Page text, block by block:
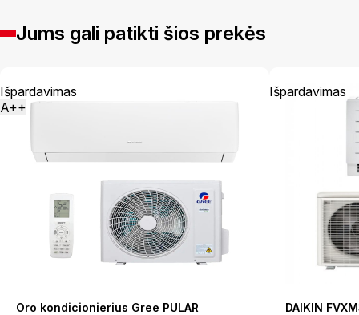
Jums gali patikti šios prekės
Išpardavimas
A++
Oro kondicionierius Gree PULAR
Išpardavimas
DAIKIN